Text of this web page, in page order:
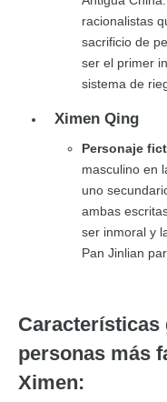
racionalistas
sacrificio de
ser el primer
sistema de
Ximen Qing
Personaje
masculino en
uno
ambas
ser inmoral y
Pan Jinlian
Características
personas más
Ximen: